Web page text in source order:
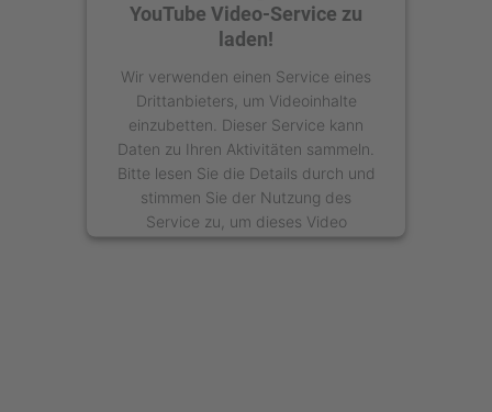
YouTube Video-Service zu
laden!
Wir verwenden einen Service eines
Drittanbieters, um Videoinhalte
einzubetten. Dieser Service kann
Daten zu Ihren Aktivitäten sammeln.
Bitte lesen Sie die Details durch und
stimmen Sie der Nutzung des
Service zu, um dieses Video
anzusehen.